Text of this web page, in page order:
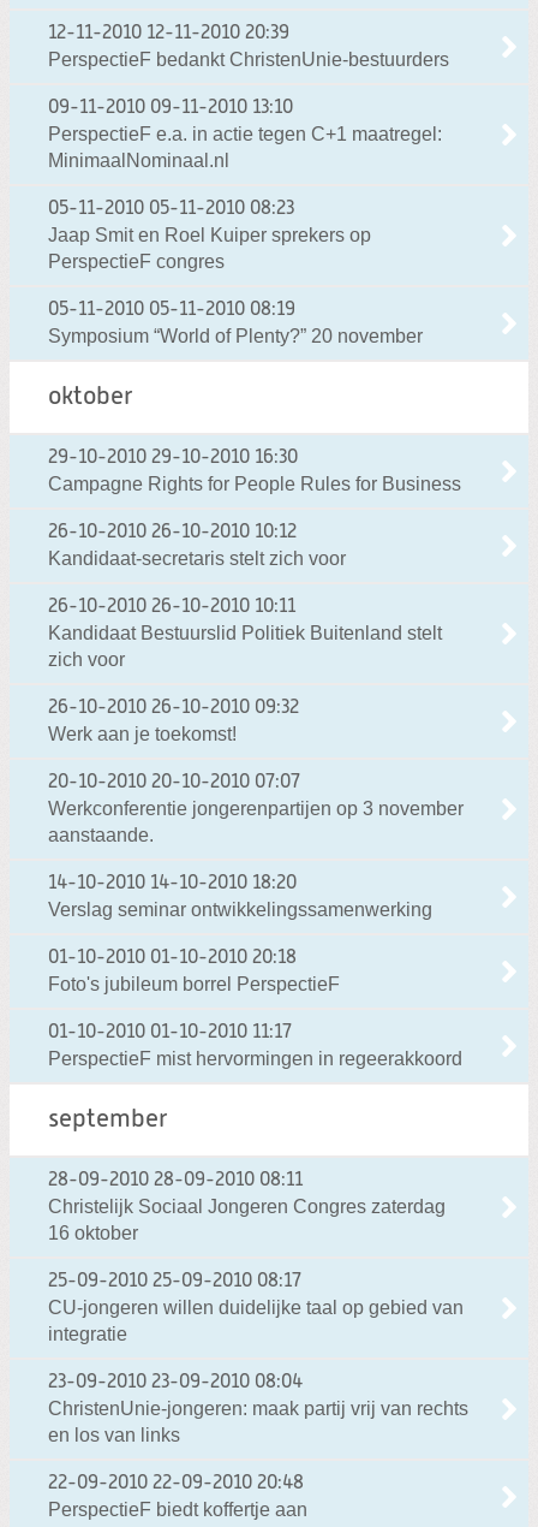
12-11-2010 12-11-2010 20:39
PerspectieF bedankt ChristenUnie-bestuurders
09-11-2010 09-11-2010 13:10
PerspectieF e.a. in actie tegen C+1 maatregel:
MinimaalNominaal.nl
05-11-2010 05-11-2010 08:23
Jaap Smit en Roel Kuiper sprekers op
PerspectieF congres
05-11-2010 05-11-2010 08:19
Symposium “World of Plenty?” 20 november
oktober
29-10-2010 29-10-2010 16:30
Campagne Rights for People Rules for Business
26-10-2010 26-10-2010 10:12
Kandidaat-secretaris stelt zich voor
26-10-2010 26-10-2010 10:11
Kandidaat Bestuurslid Politiek Buitenland stelt
zich voor
26-10-2010 26-10-2010 09:32
Werk aan je toekomst!
20-10-2010 20-10-2010 07:07
Werkconferentie jongerenpartijen op 3 november
aanstaande.
14-10-2010 14-10-2010 18:20
Verslag seminar ontwikkelingssamenwerking
01-10-2010 01-10-2010 20:18
Foto's jubileum borrel PerspectieF
01-10-2010 01-10-2010 11:17
PerspectieF mist hervormingen in regeerakkoord
september
28-09-2010 28-09-2010 08:11
Christelijk Sociaal Jongeren Congres zaterdag
16 oktober
25-09-2010 25-09-2010 08:17
CU-jongeren willen duidelijke taal op gebied van
integratie
23-09-2010 23-09-2010 08:04
ChristenUnie-jongeren: maak partij vrij van rechts
en los van links
22-09-2010 22-09-2010 20:48
PerspectieF biedt koffertje aan